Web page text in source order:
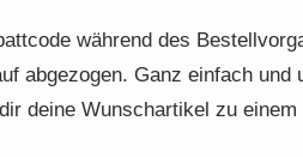
während des
abgezogen. Ganz einfach
deine Wunschartikel zu